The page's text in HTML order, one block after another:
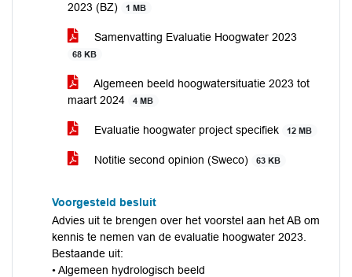
2023 (BZ)
1 MB
Samenvatting Evaluatie Hoogwater 2023
68 KB
Algemeen beeld hoogwatersituatie 2023 tot
maart 2024
4 MB
Evaluatie hoogwater project specifiek 12 MB
Notitie second opinion (Sweco) 63 KB
Voorgesteld besluit
Advies uit te brengen over het voorstel aan het AB om
kennis te nemen van de evaluatie hoogwater 2023.
Bestaande uit:
• Algemeen hydrologisch beeld